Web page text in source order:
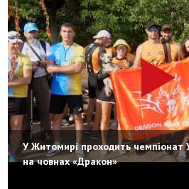
У Житомирі проходить чемпіонат
на човнах «Дракон»